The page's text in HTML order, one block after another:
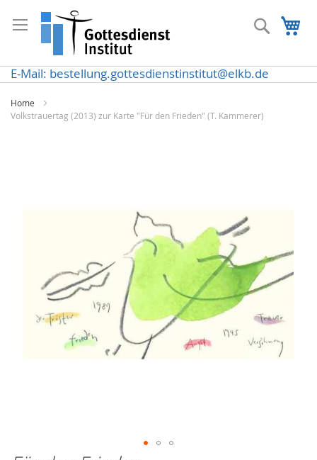
zum
Inhalt
Suche
E-Mail: bestellung.gottesdienstinstitut@elkb.de
Home
Volkstrauertag (2013) zur Karte "Für den Frieden" (T. Kammerer)